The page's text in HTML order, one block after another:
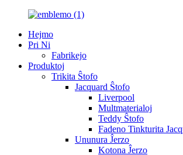
Hejmo
Pri Ni
Fabrikejo
Produktoj
Trikita Ŝtofo
Jacquard Ŝtofo
Liverpool
Multmaterialoj
Teddy Ŝtofo
Fadeno Tinkturita
Ununura Ĵerzo
Kotona Ĵerzo